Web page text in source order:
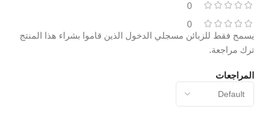
0
0
المراجعات
يسمح فقط للزبائن مسجلي الدخول الذين قاموا بشراء هذا المنتج
ترك مراجعة.